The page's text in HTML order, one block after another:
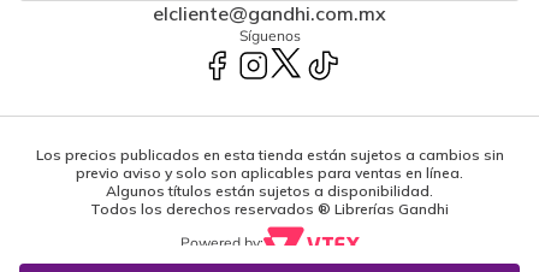
elcliente@gandhi.com.mx
Síguenos
Los precios publicados en esta tienda están sujetos a cambios sin
previo aviso y solo son aplicables para ventas en línea.
Algunos títulos están sujetos a disponibilidad.
Todos los derechos reservados ® Librerías Gandhi
Powered by: